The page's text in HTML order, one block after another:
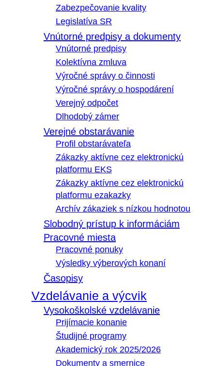
Zabezpečovanie kvality
Legislatíva SR
Vnútorné predpisy a dokumenty
Vnútorné predpisy
Kolektívna zmluva
Výročné správy o činnosti
Výročné správy o hospodárení
Verejný odpočet
Dlhodobý zámer
Verejné obstarávanie
Profil obstarávateľa
Zákazky aktívne cez elektronickú
platformu EKS
Zákazky aktívne cez elektronickú
platformu ezakazky
Archív zákaziek s nízkou hodnotou
Slobodný prístup k informáciám
Pracovné miesta
Pracovné ponuky
Výsledky výberových konaní
Časopisy
Vzdelávanie a výcvik
Vysokoškolské vzdelávanie
Prijímacie konanie
Študijné programy
Akademický rok 2025/2026
Dokumenty a smernice